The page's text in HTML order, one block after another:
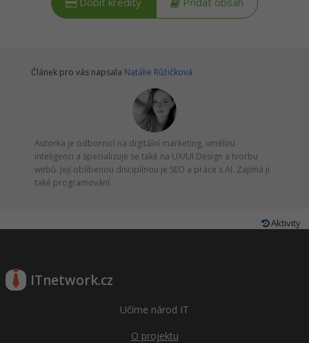
Dobít kredity Přidat obsah
Článek pro vás napsala Natálie Růžičková
Autorka je odbornicí na digitální marketing, umělou
inteligenci a specializuje se také na UX/UI Design a tvorbu
webů. Její oblíbenou disciplínou je SEO a práce s AI. Zajímá ji
také programování.
Aktivity
ITnetwork.cz
Učíme národ IT
O projektu